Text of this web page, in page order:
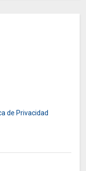
de Privacidad